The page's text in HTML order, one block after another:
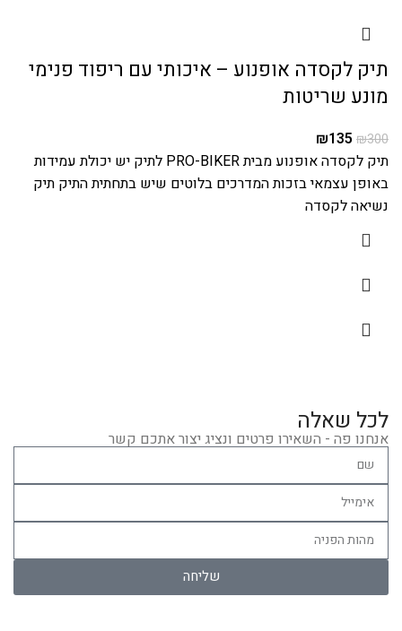
תיק לקסדה אופנוע – איכותי עם ריפוד פנימי
מונע שריטות
₪300
₪135
תיק לקסדה אופנוע מבית PRO-BIKER לתיק יש יכולת עמידות
באופן עצמאי בזכות המדרכים בלוטים שיש בתחתית התיק תיק
נשיאה לקסדה
לכל שאלה
אנחנו פה - השאירו פרטים ונציג יצור אתכם קשר
שליחה